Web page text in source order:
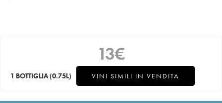
13€
1 BOTTIGLIA (0.75L) VINI SIMILI IN VENDITA